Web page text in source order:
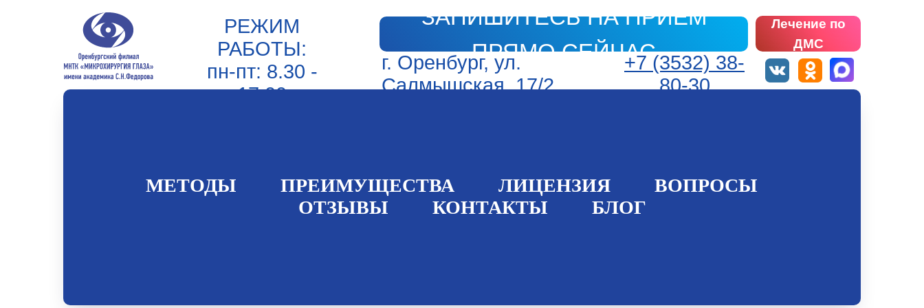
РЕЖИМ
РАБОТЫ:
пн-пт: 8.30 -
17.00
г. Оренбург, ул.
Салмышская, 17/2
+7 (3532) 38-
80-30
ЗАПИШИТЕСЬ НА ПРИЁМ
ПРЯМО СЕЙЧАС
Лечение по
ДМС
МЕТОДЫ ПРЕИМУЩЕСТВА ЛИЦЕНЗИЯ
ВОПРОСЫ
ОТЗЫВЫ
КОНТАКТЫ БЛОГ